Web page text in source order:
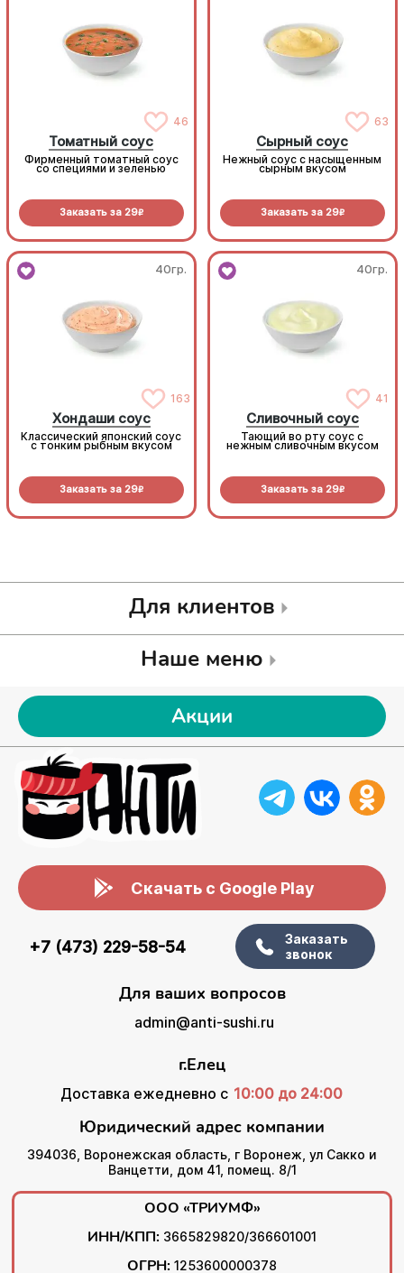
46
Томатный соус
Фирменный томатный соус
со специями и зеленью
Заказать за 29R
63
Сырный соус
Нежный соус с насыщенным
сырным вкусом
Заказать за 29R
40гр.
163
Хондаши соус
Классический японский соус
с тонким рыбным вкусом
Заказать за 29R
40гр.
41
Сливочный соус
Тающий во рту соус с
нежным сливочным вкусом
Заказать за 29R
Для клиентов
Наше меню
Акции
Скачать с Google Play
+7 (473) 229-58-54
Заказать
звонок
Для ваших вопросов
admin@anti-sushi.ru
г.Елец
Доставка ежедневно с 10:00 до 24:00
Юридический адрес компании
394036, Воронежская область, г Воронеж, ул Сакко и
Ванцетти, дом 41, помещ. 8/1
ООО «ТРИУМФ»
ИНН/КПП: 3665829820/366601001
ОГРН: 1253600000378